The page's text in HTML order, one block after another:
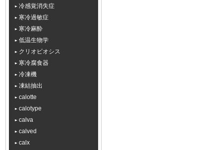
冷感覚消失症
寒冷過敏症
寒冷麻酔
低温生物学
クリオビオシス
寒冷腐食器
冷凍機
凍結抽出
calotte
calotype
calva
calved
calx